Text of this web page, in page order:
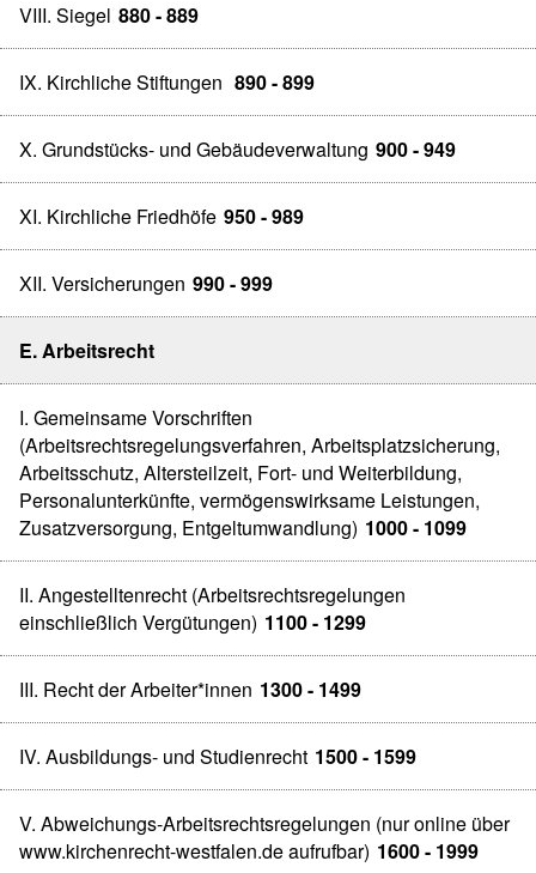
VIII. Siegel 880 - 889
IX. Kirchliche Stiftungen 890 - 899
X. Grundstücks- und Gebäudeverwaltung 900 - 949
XI. Kirchliche Friedhöfe 950 - 989
XII. Versicherungen 990 - 999
E. Arbeitsrecht
I. Gemeinsame Vorschriften
(Arbeitsrechtsregelungsverfahren, Arbeitsplatzsicherung,
Arbeitsschutz, Altersteilzeit, Fort- und Weiterbildung,
Personalunterkünfte, vermögenswirksame Leistungen,
Zusatzversorgung, Entgeltumwandlung) 1000 - 1099
II. Angestelltenrecht (Arbeitsrechtsregelungen
einschließlich Vergütungen) 1100 - 1299
III. Recht der Arbeiter*innen 1300 - 1499
IV. Ausbildungs- und Studienrecht 1500 - 1599
V. Abweichungs-Arbeitsrechtsregelungen (nur online über
www.kirchenrecht-westfalen.de aufrufbar) 1600 - 1999